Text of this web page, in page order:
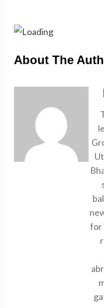
About The
for